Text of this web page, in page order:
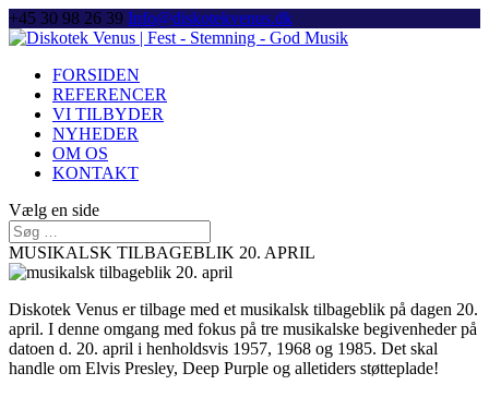
+45 30 98 26 39 Info@diskotekvenus.dk
FORSIDEN
REFERENCER
VI TILBYDER
NYHEDER
OM OS
KONTAKT
Vælg en side
MUSIKALSK TILBAGEBLIK 20. APRIL
Diskotek Venus er tilbage med et musikalsk tilbageblik på dagen 20.
april. I denne omgang med fokus på tre musikalske begivenheder på
datoen d. 20. april i henholdsvis 1957, 1968 og 1985. Det skal
handle om Elvis Presley, Deep Purple og alletiders støtteplade!